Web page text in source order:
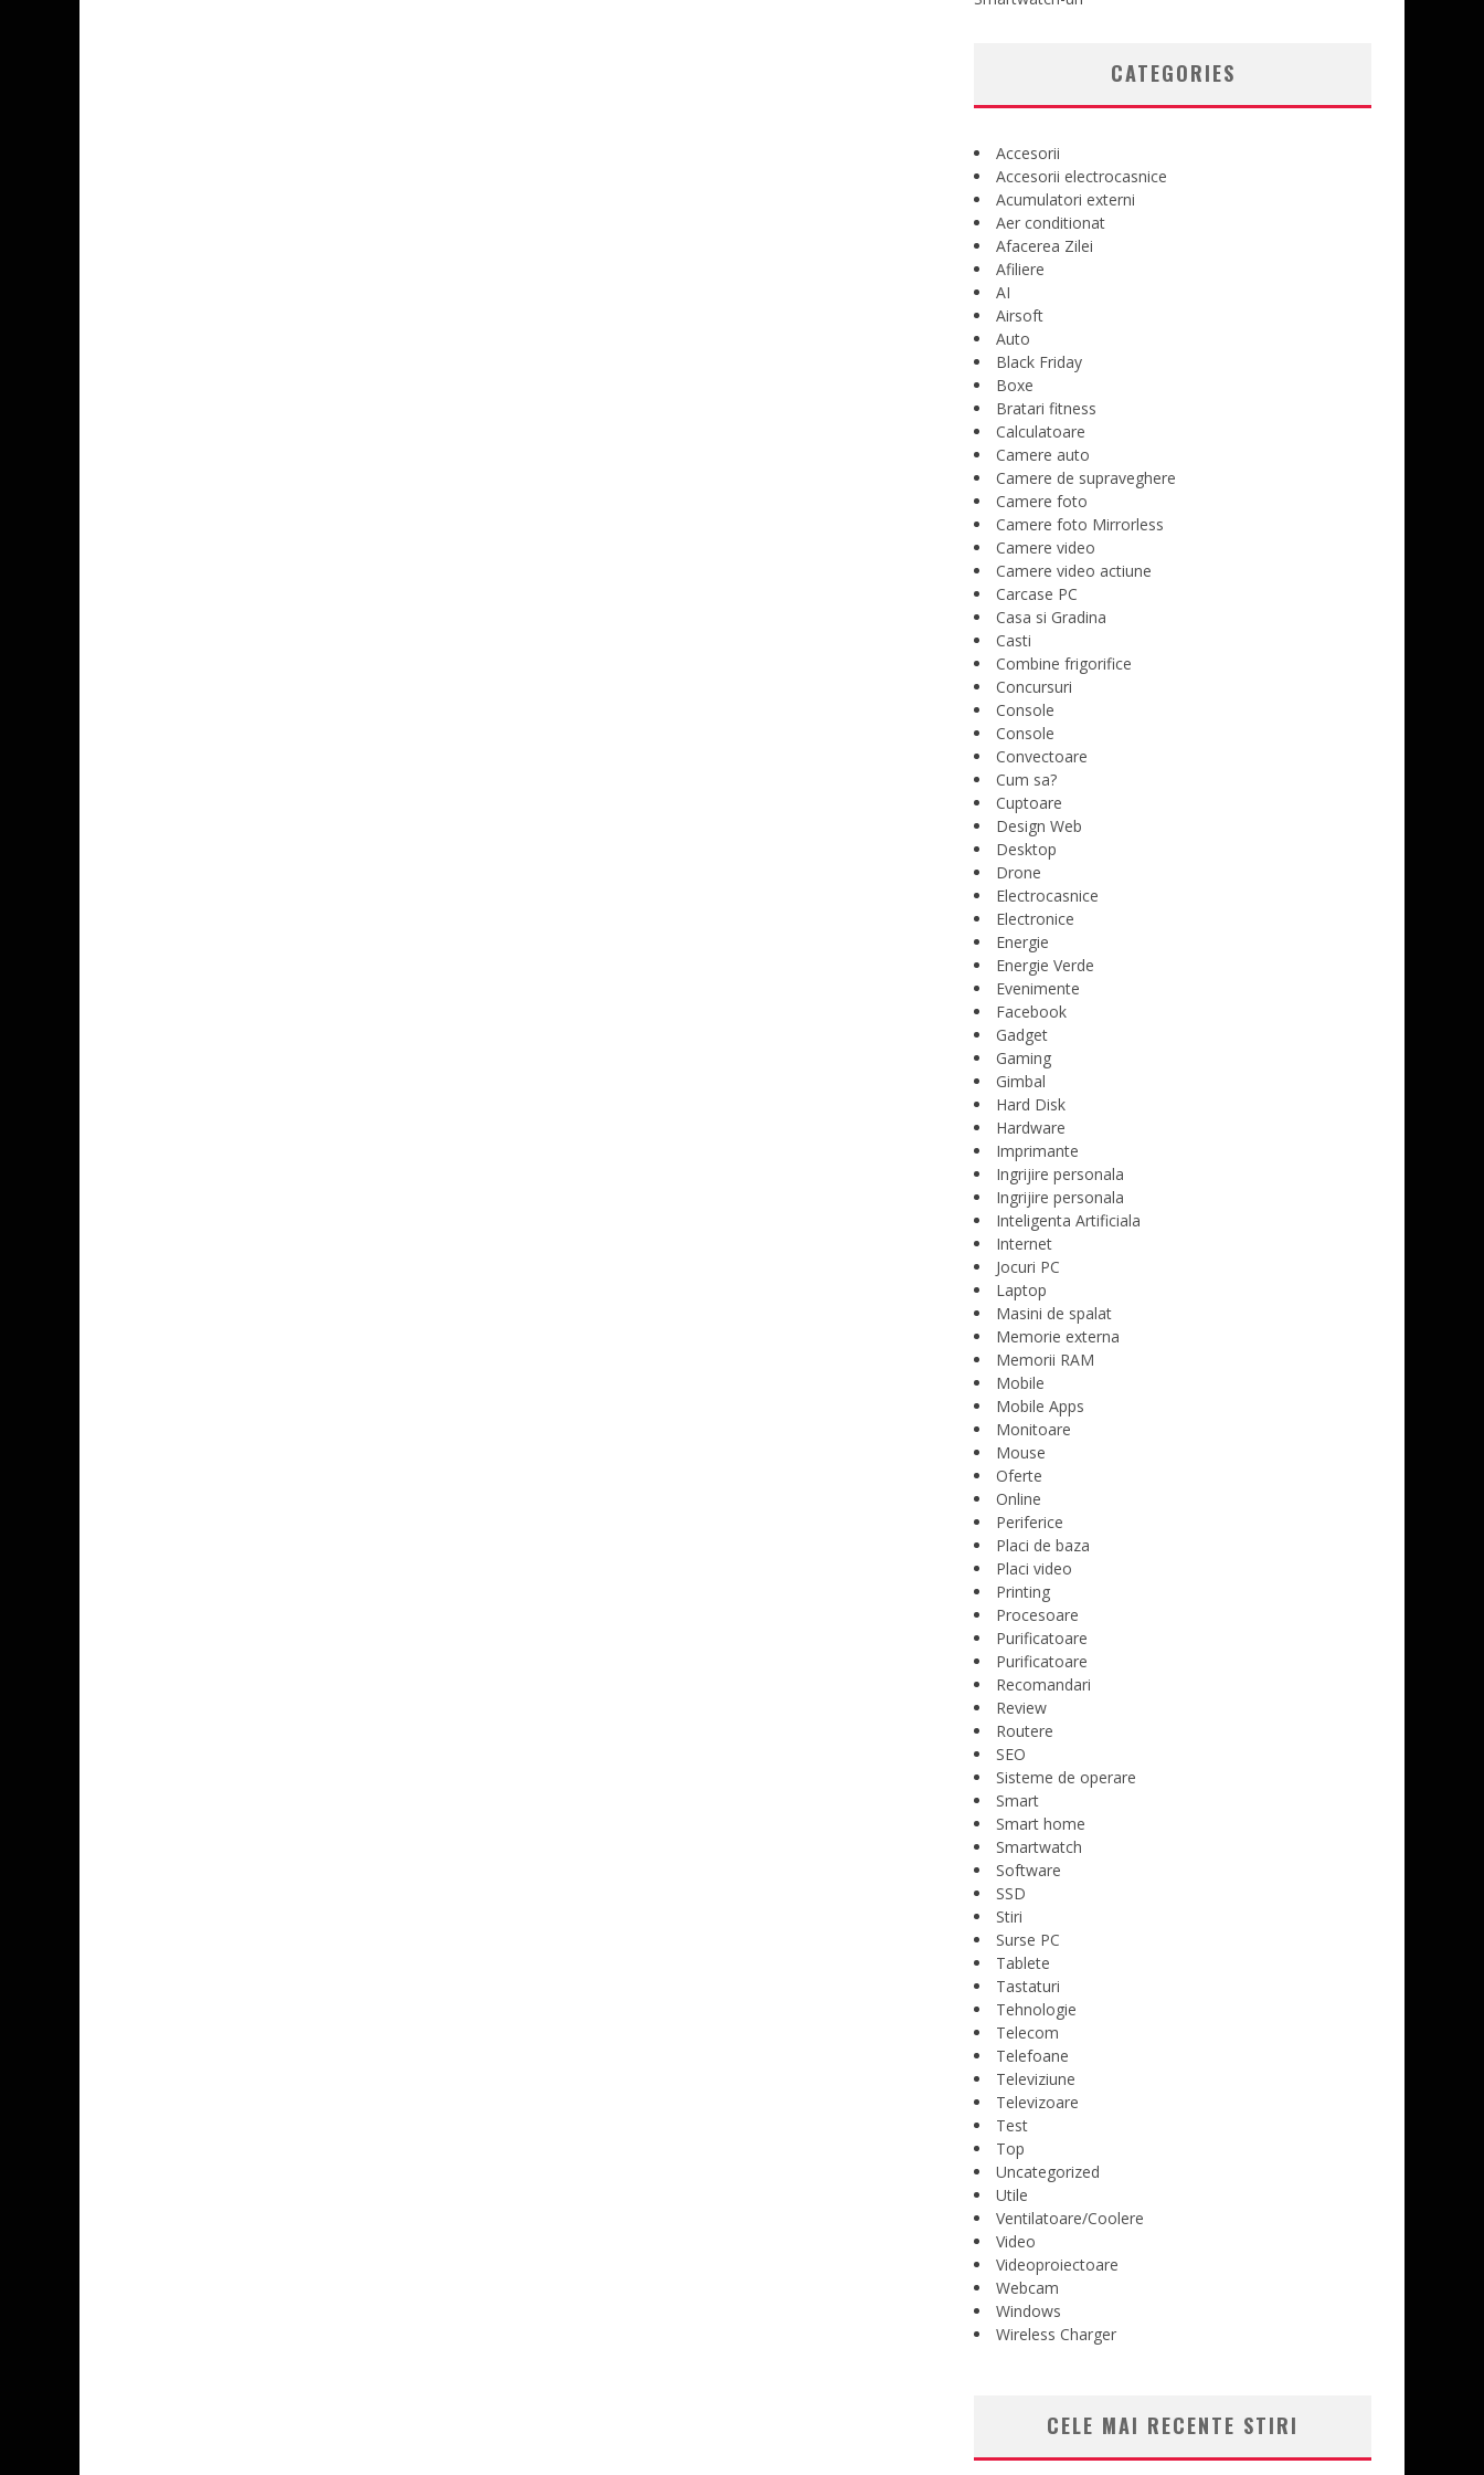
CATEGORIES
Accesorii
Accesorii electrocasnice
Acumulatori externi
Aer conditionat
Afacerea Zilei
Afiliere
AI
Airsoft
Auto
Black Friday
Boxe
Bratari fitness
Calculatoare
Camere auto
Camere de supraveghere
Camere foto
Camere foto Mirrorless
Camere video
Camere video actiune
Carcase PC
Casa si Gradina
Casti
Combine frigorifice
Concursuri
Console
Console
Convectoare
Cum sa?
Cuptoare
Design Web
Desktop
Drone
Electrocasnice
Electronice
Energie
Energie Verde
Evenimente
Facebook
Gadget
Gaming
Gimbal
Hard Disk
Hardware
Imprimante
Ingrijire personala
Ingrijire personala
Inteligenta Artificiala
Internet
Jocuri PC
Laptop
Masini de spalat
Memorie externa
Memorii RAM
Mobile
Mobile Apps
Monitoare
Mouse
Oferte
Online
Periferice
Placi de baza
Placi video
Printing
Procesoare
Purificatoare
Purificatoare
Recomandari
Review
Routere
SEO
Sisteme de operare
Smart
Smart home
Smartwatch
Software
SSD
Stiri
Surse PC
Tablete
Tastaturi
Tehnologie
Telecom
Telefoane
Televiziune
Televizoare
Test
Top
Uncategorized
Utile
Ventilatoare/Coolere
Video
Videoproiectoare
Webcam
Windows
Wireless Charger
CELE MAI RECENTE STIRI